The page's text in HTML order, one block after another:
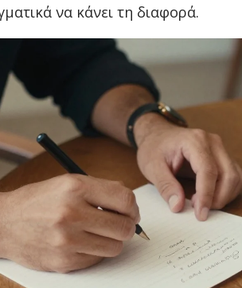
να κάνει τη διαφορά.